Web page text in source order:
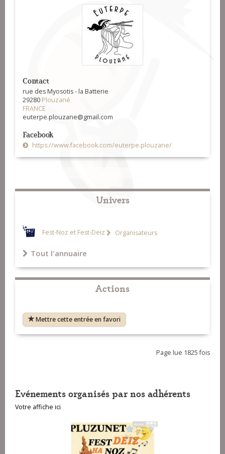
Contact
rue des Myosotis - la Batterie
29280 Plouzané
FRANCE
euterpe.plouzane@gmail.com
Facebook
https://www.facebook.com/euterpe.plouzane/
Univers
Fest-Noz et Fest-Deiz Organisateurs
Tout l'annuaire
Actions
Mettre cette entrée en favori
Page lue 1825 fois
Evénements organisés par nos adhérents
Votre affiche ici